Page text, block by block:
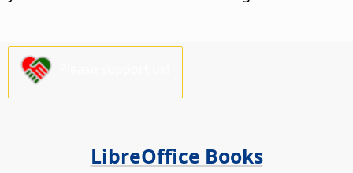
LibreOffice Books